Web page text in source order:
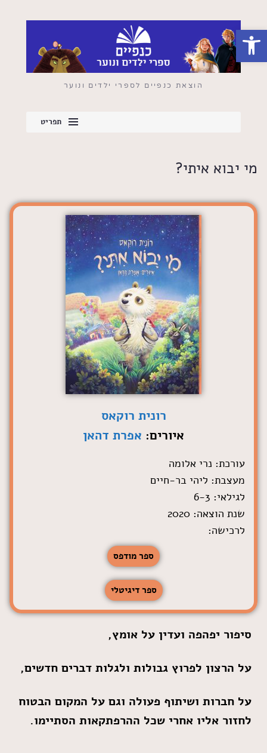
פתח סרגל נגישות
הוצאת כנפיים לספרי ילדים ונוער
תפריט
מי יבוא איתי?
רונית רוקאס
איורים: אפרת דהאן
עורכת: נרי אלומה
מעצבת: ליהי בר-חיים
לגילאי: 6-3
שנת הוצאה: 2020
לרכישה:
ספר מודפס
ספר דיגיטלי
סיפור יפהפה ועדין על אומץ,
על הרצון לפרוץ גבולות ולגלות דברים חדשים,
על חברות ושיתוף פעולה וגם על המקום הבטוח
לחזור אליו אחרי שכל ההרפתקאות הסתיימו.